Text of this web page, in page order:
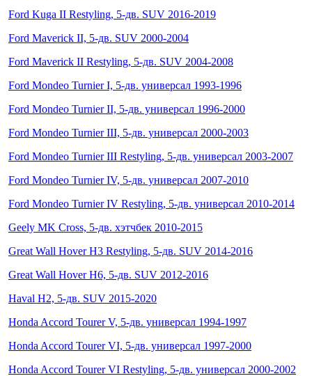
Ford Kuga II Restyling, 5-дв. SUV 2016-2019
Ford Maverick II, 5-дв. SUV 2000-2004
Ford Maverick II Restyling, 5-дв. SUV 2004-2008
Ford Mondeo Turnier I, 5-дв. универсал 1993-1996
Ford Mondeo Turnier II, 5-дв. универсал 1996-2000
Ford Mondeo Turnier III, 5-дв. универсал 2000-2003
Ford Mondeo Turnier III Restyling, 5-дв. универсал 2003-2007
Ford Mondeo Turnier IV, 5-дв. универсал 2007-2010
Ford Mondeo Turnier IV Restyling, 5-дв. универсал 2010-2014
Geely MK Cross, 5-дв. хэтчбек 2010-2015
Great Wall Hover H3 Restyling, 5-дв. SUV 2014-2016
Great Wall Hover H6, 5-дв. SUV 2012-2016
Haval H2, 5-дв. SUV 2015-2020
Honda Accord Tourer V, 5-дв. универсал 1994-1997
Honda Accord Tourer VI, 5-дв. универсал 1997-2000
Honda Accord Tourer VI Restyling, 5-дв. универсал 2000-2002